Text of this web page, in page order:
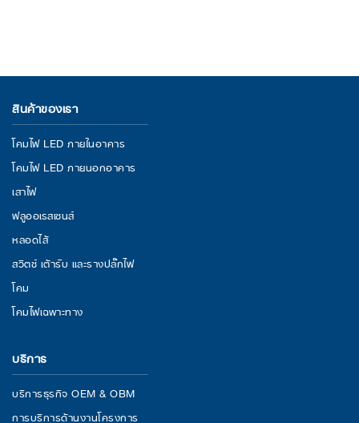
มาตรฐาน มอก. 1955-2551 รับประกันคุณภาพสูงสุดนาน 5 ปี
สินค้าของเรา
โคมไฟ LED ภายในอาคาร
โคมไฟ LED ภายนอกอาคาร
เสาไฟ
ฟลูออเรสเซนส์
หลอดไส้
สวิตช์ เต้ารับ และรางปลั๊กไฟ
โคม
โคมไฟเฉพาะทาง
บริการ
บริการธุรกิจ OEM & OBM
การบริการด้านงานโครงการ